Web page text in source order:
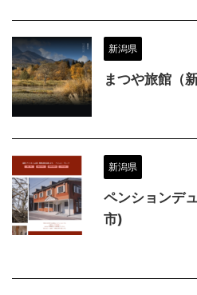
新潟県
まつや旅館（
新潟県
ペンションデ
市)